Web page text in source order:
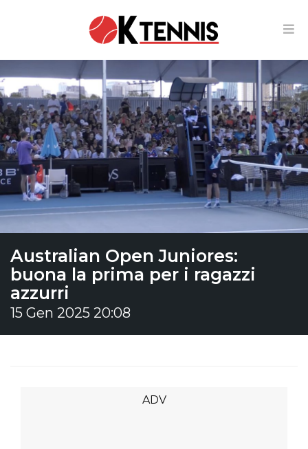
Australian Open Juniores:
buona la prima per i ragazzi
azzurri
15 Gen 2025 20:08